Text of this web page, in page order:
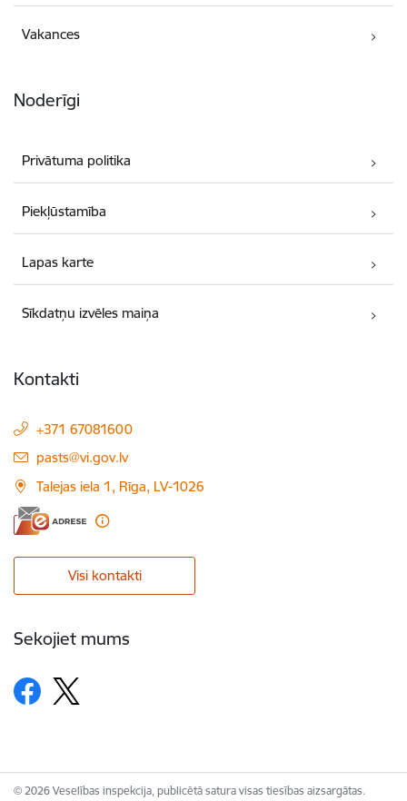
Vakances
Noderīgi
Privātuma politika
Piekļūstamība
Lapas karte
Sīkdatņu izvēles maiņa
Kontakti
+371 67081600
E-pasts:
pasts@vi.gov.lv
Talejas iela 1, Rīga, LV-1026
Visi kontakti
Sekojiet mums
© 2026 Veselības inspekcija, publicētā satura visas tiesības aizsargātas.